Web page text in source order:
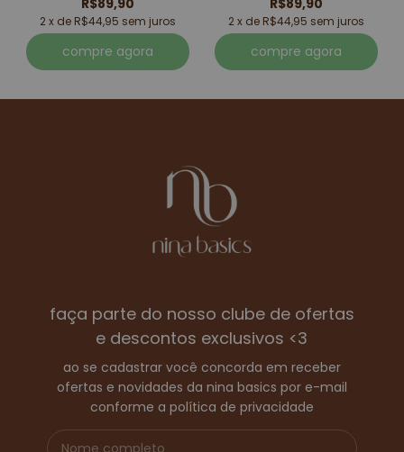
R$89,90
2 x de R$44,95 sem juros
compre agora
R$89,90
2 x de R$44,95 sem juros
compre agora
faça parte do nosso clube de ofertas
e descontos exclusivos <3
ao se cadastrar você concorda em receber
ofertas e novidades da nina basics por e-mail
conforme a política de privacidade